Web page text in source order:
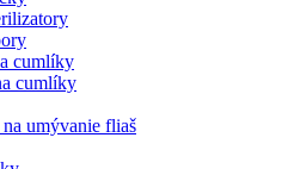
cumlíky
cumlíky
umývanie fliaš